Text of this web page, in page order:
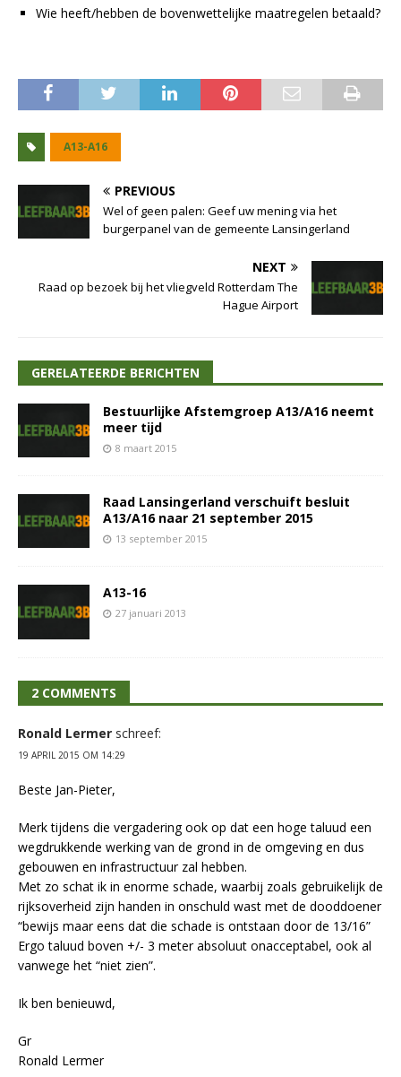
Wie heeft/hebben de bovenwettelijke maatregelen betaald?
A13-A16
PREVIOUS
Wel of geen palen: Geef uw mening via het
burgerpanel van de gemeente Lansingerland
NEXT
Raad op bezoek bij het vliegveld Rotterdam The
Hague Airport
GERELATEERDE BERICHTEN
Bestuurlijke Afstemgroep A13/A16 neemt
meer tijd
8 maart 2015
Raad Lansingerland verschuift besluit
A13/A16 naar 21 september 2015
13 september 2015
A13-16
27 januari 2013
2 COMMENTS
Ronald Lermer schreef:
19 APRIL 2015 OM 14:29
Beste Jan-Pieter,
Merk tijdens die vergadering ook op dat een hoge taluud een
wegdrukkende werking van de grond in de omgeving en dus
gebouwen en infrastructuur zal hebben.
Met zo schat ik in enorme schade, waarbij zoals gebruikelijk de
rijksoverheid zijn handen in onschuld wast met de dooddoener
“bewijs maar eens dat die schade is ontstaan door de 13/16”
Ergo taluud boven +/- 3 meter absoluut onacceptabel, ook al
vanwege het “niet zien”.
Ik ben benieuwd,
Gr
Ronald Lermer